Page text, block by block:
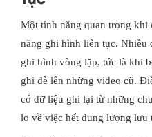
Một tính năng quan trọng khi
năng ghi hình liên tục. Nhiều
ghi hình vòng lặp, tức là khi
ghi đè lên những video cũ.
có dữ liệu ghi lại từ những
lo về việc hết dung lượng lưu